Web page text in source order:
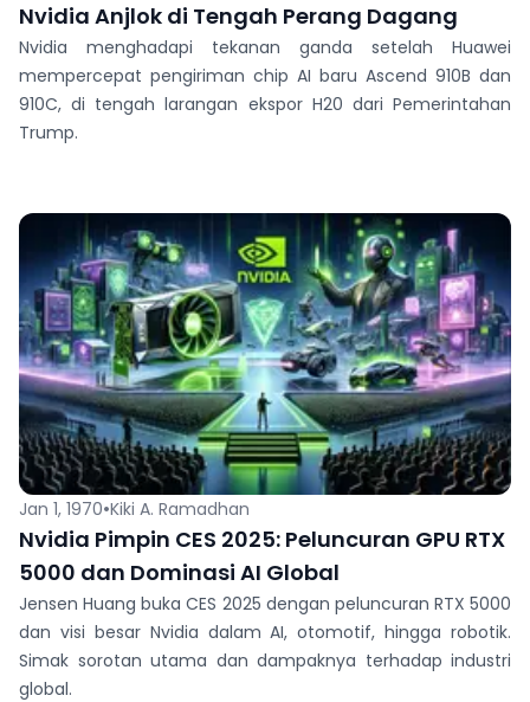
Nvidia Anjlok di Tengah Perang Dagang
Nvidia menghadapi tekanan ganda setelah Huawei
mempercepat pengiriman chip AI baru Ascend 910B dan
910C, di tengah larangan ekspor H20 dari Pemerintahan
Trump.
Jan 1, 1970•Kiki A. Ramadhan
Nvidia Pimpin CES 2025: Peluncuran GPU RTX
5000 dan Dominasi AI Global
Jensen Huang buka CES 2025 dengan peluncuran RTX 5000
dan visi besar Nvidia dalam AI, otomotif, hingga robotik.
Simak sorotan utama dan dampaknya terhadap industri
global.